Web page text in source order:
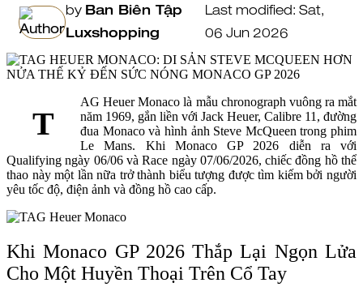
by Ban Biên Tập
Luxshopping
Last modified: Sat,
06 Jun 2026
T
AG Heuer Monaco là mẫu chronograph vuông ra mắt
năm 1969, gắn liền với Jack Heuer, Calibre 11, đường
đua Monaco và hình ảnh Steve McQueen trong phim
Le Mans. Khi Monaco GP 2026 diễn ra với
Qualifying ngày 06/06 và Race ngày 07/06/2026, chiếc đồng hồ thể
thao này một lần nữa trở thành biểu tượng được tìm kiếm bởi người
yêu tốc độ, điện ảnh và đồng hồ cao cấp.
Khi Monaco GP 2026 Thắp Lại Ngọn Lửa
Cho Một Huyền Thoại Trên Cổ Tay